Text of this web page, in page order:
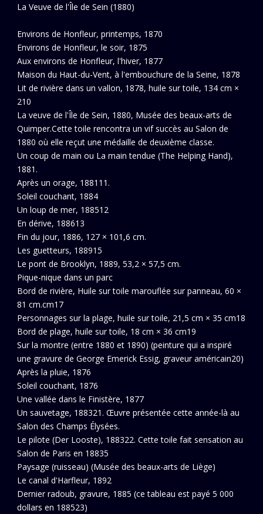
La Veuve de l'Île de Sein (1880)
Environs de Honfleur, printemps, 1870
Environs de Honfleur, le soir, 1875
Aux environs de Honfleur, l'hiver, 1877
Maison du Haut-du-Vent, à l'embouchure de la Seine, 1878
Lit de rivière dans un vallon, 1878, huile sur toile, 134 cm ×
210
La veuve de l'Île de Sein, 1880, Musée des beaux-arts de
Quimper.Cette toile rencontra un vif succès au Salon de
1880 où elle reçut une médaille de deuxième classe.
Un coup de main ou La main tendue (The Helping Hand),
1881.
Après un orage, 188111.
Soleil couchant, 1884
Un loup de mer, 188512
En dérive, 188613
Fin du jour, 1886, 127 × 101,6 cm.
Les guetteurs, 188915
Le pont de Brooklyn, 1889, 53,2 × 57,5 cm.
Pique-nique dans un parc
Bord de rivière, Huile sur toile marouflée sur panneau, 60 ×
81 cm.cm17
Personnages sur la plage, huile sur toile, 21,5 cm × 35 cm18
Bord de plage, huile sur toile, 18 cm × 36 cm19
Sur la montre (entre 1880 et 1890) (peinture qui a inspiré
une gravure de George Emerick Essig, graveur américain20)
Après la pluie, 1876
Soleil couchant, 1876
Une vallée dans le Finistère, 1877
Un sauvetage, 188321. Œuvre présentée cette année-là au
Salon des Champs Élysées.
Le pilote (Der Looste), 188322. Cette toile fait sensation au
Salon de Paris en 18835
Paysage (ruisseau) (Musée des beaux-arts de Liège)
Le canal d'Harfleur, 1892
Dernier radoub, gravure, 1885 (ce tableau est payé 5 000
dollars en 188523)